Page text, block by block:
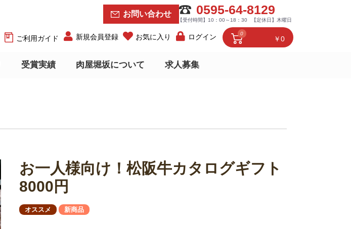
お問い合わせ 0595-64-8129
【受付時間】10：00～18：30 【定休日】木曜日
ご利用ガイド 新規会員登録 お気に入り ログイン 0
￥0
受賞実績 肉屋堀坂について 求人募集
お一人様向け！松阪牛カタログギフト
8000円
オススメ 新商品